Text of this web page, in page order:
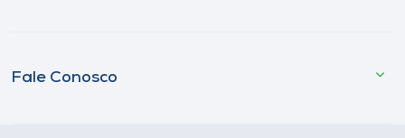
Fale Conosco